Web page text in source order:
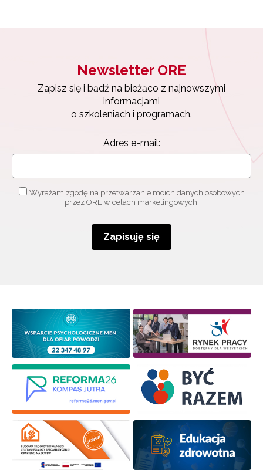
Newsletter ORE
Zapisz się i bądź na bieżąco z najnowszymi
informacjami
o szkoleniach i programach.
Adres e-mail:
Wyrażam zgodę na przetwarzanie moich danych osobowych
przez ORE w celach marketingowych.
Zapisuję się